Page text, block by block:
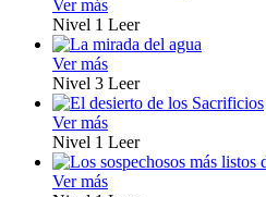
Ver más
Nivel 1 Leer
Ver más
Nivel 3 Leer
Ver más
Nivel 1 Leer
Ver más